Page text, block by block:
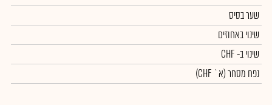
שער בסיס
שינוי באחוזים
שינויב- CHF
נפח מסחר(א` CHF)